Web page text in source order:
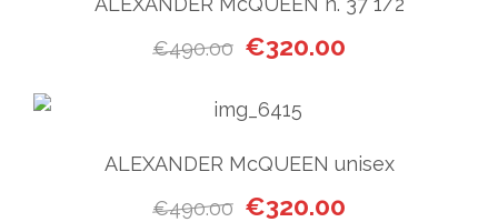
€490.00 Il prezzo originale era:
€320.00
ALEXANDER McQUEEN unisex
€490.00 Il prezzo originale era:
€320.00